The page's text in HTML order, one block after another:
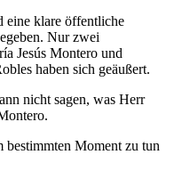
eine klare öffentliche
Nur zwei
Jesús Montero und
haben sich geäußert.
nicht sagen, was Herr
bestimmten Moment zu tun